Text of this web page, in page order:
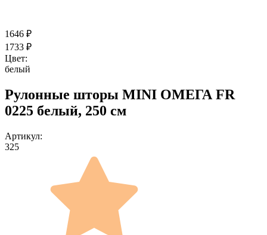
1646 ₽
1733 ₽
Цвет:
белый
Рулонные шторы MINI ОМЕГА FR
0225 белый, 250 см
Артикул:
325